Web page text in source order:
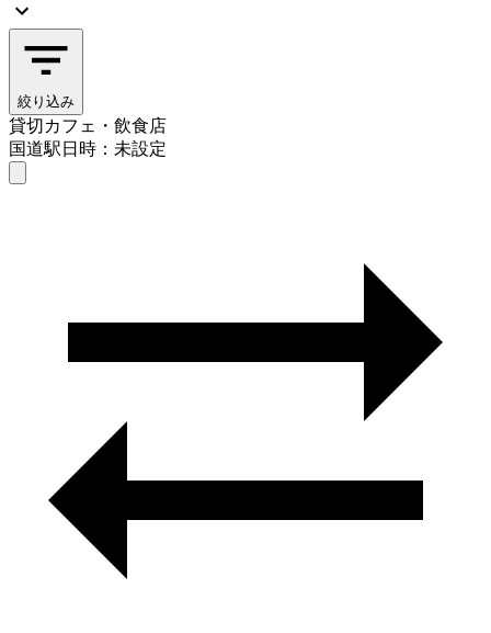
絞り込み
貸切カフェ・飲食店
国道駅日時：未設定